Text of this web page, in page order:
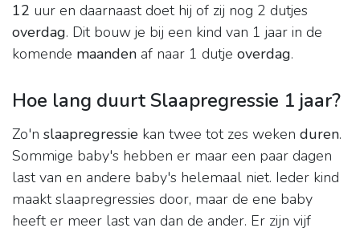
12 uur en daarnaast doet hij of zij nog 2 dutjes
overdag. Dit bouw je bij een kind van 1 jaar in de
komende maanden af naar 1 dutje overdag.
Hoe lang duurt Slaapregressie 1 jaar?
Zo'n slaapregressie kan twee tot zes weken duren.
Sommige baby's hebben er maar een paar dagen
last van en andere baby's helemaal niet. Ieder kind
maakt slaapregressies door, maar de ene baby
heeft er meer last van dan de ander. Er zijn vijf